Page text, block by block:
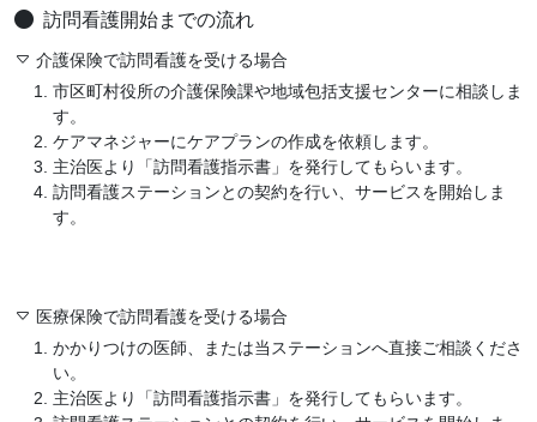
訪問看護開始までの流れ
介護保険で訪問看護を受ける場合
市区町村役所の介護保険課や地域包括支援センターに相談しま
す。
ケアマネジャーにケアプランの作成を依頼します。
主治医より「訪問看護指示書」を発行してもらいます。
訪問看護ステーションとの契約を行い、サービスを開始しま
す。
医療保険で訪問看護を受ける場合
かかりつけの医師、または当ステーションへ直接ご相談くださ
い。
主治医より「訪問看護指示書」を発行してもらいます。